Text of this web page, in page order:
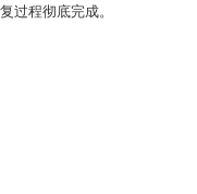
过程彻底完成。